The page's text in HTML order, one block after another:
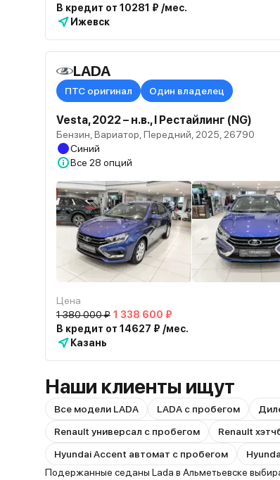
В кредит от 10281 ₽ /мес.
Ижевск
LADA
ПТС оригинал Один владелец
Vesta, 2022 – н.в., I Рестайлинг (NG)
Бензин, Вариатор, Передний, 2025, 26790
Синий
Все 28 опций
Цена
1 380 000 ₽ 1 338 600 ₽
В кредит от 14627 ₽ /мес.
Казань
Наши клиенты ищут
Все модели LADA LADA с пробегом
Renault универсал с пробегом
Renault
Hyundai Accent автомат с пробегом
Подержанные седаны Lada в Альметьевске